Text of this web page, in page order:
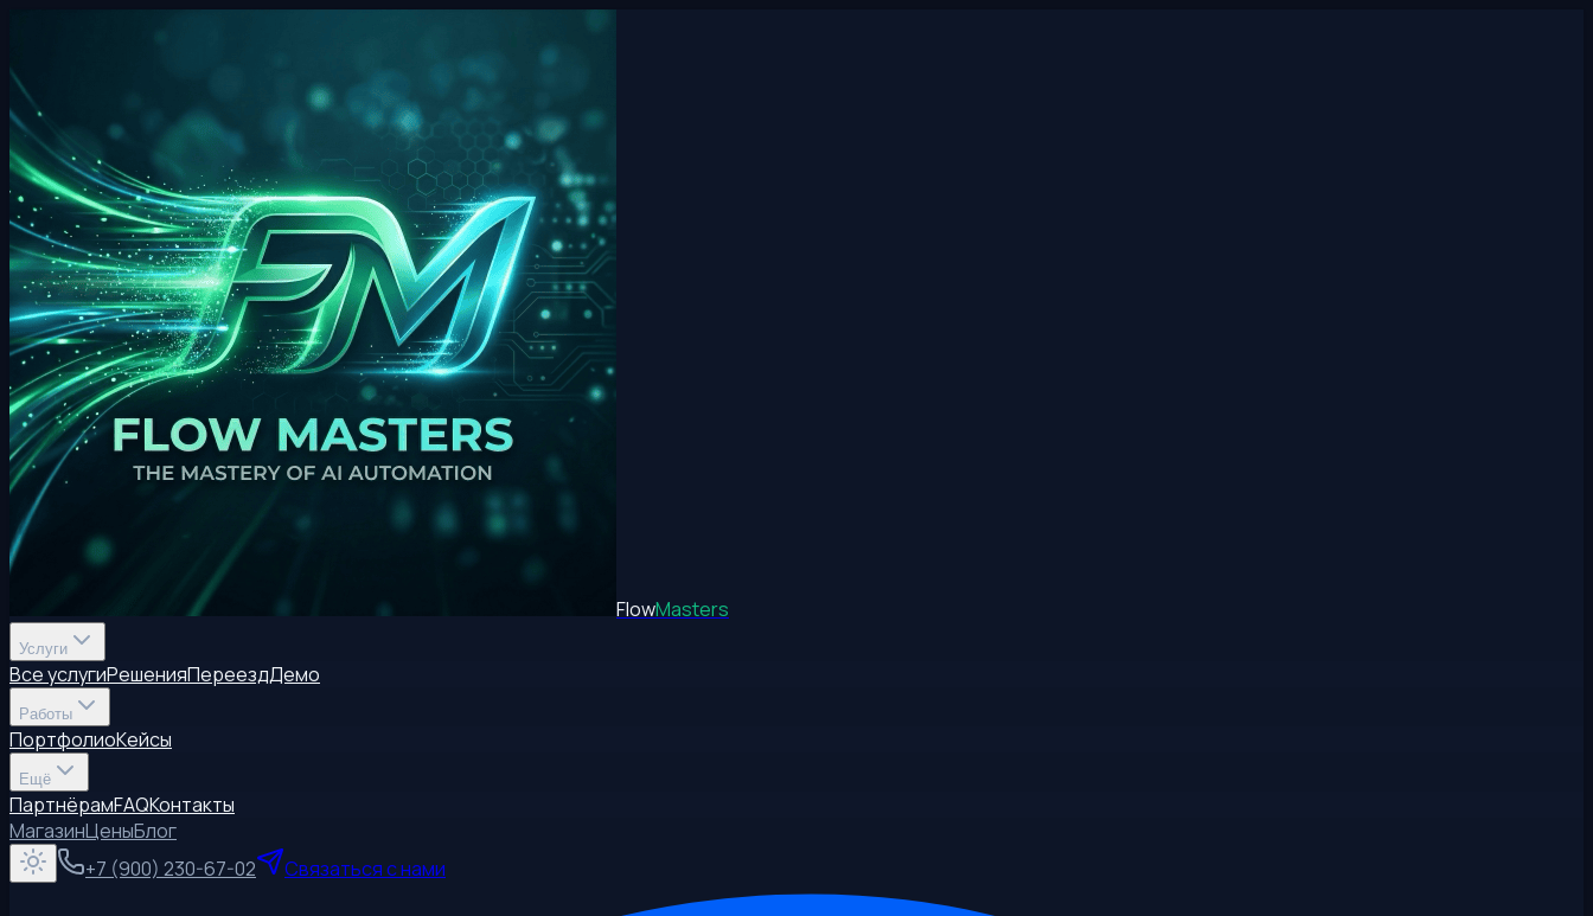
FlowMasters
Услуги
Все услугиРешенияПереездДемо
Работы
ПортфолиоКейсы
Ещё
ПартнёрамFAQКонтакты
МагазинЦеныБлог
+7 (900) 230-67-02
Связаться с нами